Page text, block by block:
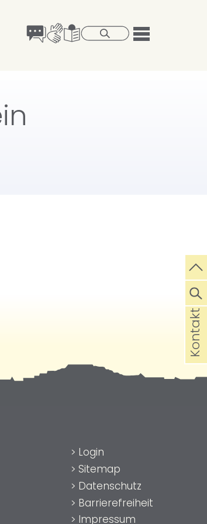
> Login
> Sitemap
> Datenschutz
> Barrierefreiheit
> Impressum
Kontakt